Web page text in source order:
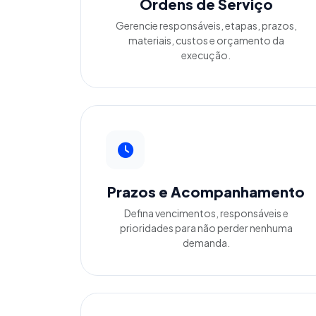
Ordens de Serviço
Gerencie responsáveis, etapas, prazos,
materiais, custos e orçamento da
execução.
Prazos e Acompanhamento
Defina vencimentos, responsáveis e
prioridades para não perder nenhuma
demanda.